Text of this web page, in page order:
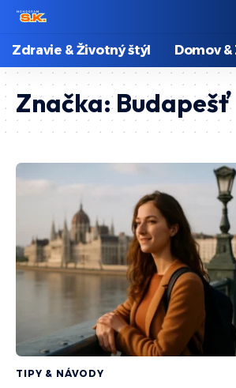
Zdravie & Životný štýl Domov
Značka:Budapešť
TIPY & NÁVODY